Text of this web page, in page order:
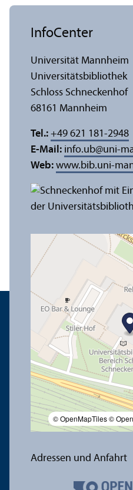
© OpenMapTiles©
InfoCenter
Universität Mannheim
Universitäts­bibliothek
Schloss Schneckenhof
68161 Mannheim
Tel.: +49 621 181-2948
E-Mail: info.ub@uni-
Web: www.bib.uni-
Adressen und Anfahrt